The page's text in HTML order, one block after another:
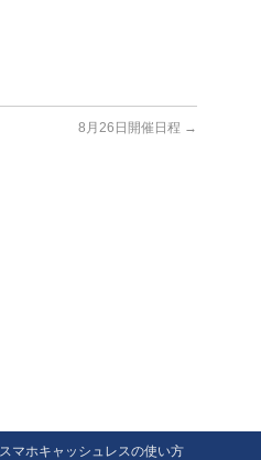
8月26日開催日程 →
スマホキャッシュレスの使い方